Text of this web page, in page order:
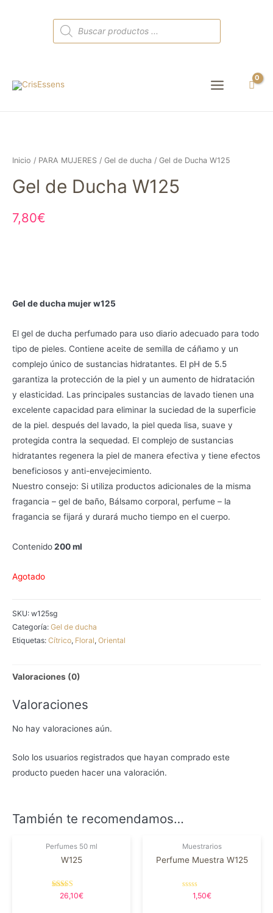
Búsqueda
de
productos
Main
Inicio / PARA MUJERES / Gel de ducha / Gel de Ducha W125
Gel de Ducha W125
7,80€
Gel de ducha mujer w125
El gel de ducha perfumado para uso diario adecuado para todo
tipo de pieles. Contiene aceite de semilla de cáñamo y un
complejo único de sustancias hidratantes. El pH de 5.5
garantiza la protección de la piel y un aumento de hidratación
y elasticidad. Las principales sustancias de lavado tienen una
excelente capacidad para eliminar la suciedad de la superficie
de la piel. después del lavado, la piel queda lisa, suave y
protegida contra la sequedad. El complejo de sustancias
hidratantes regenera la piel de manera efectiva y tiene efectos
beneficiosos y anti-envejecimiento.
Nuestro consejo: Si utiliza productos adicionales de la misma
fragancia – gel de baño, Bálsamo corporal, perfume – la
fragancia se fijará y durará mucho tiempo en el cuerpo.
Contenido200 ml
Agotado
SKU: w125sg
Categoría: Gel de ducha
Etiquetas: Cítrico, Floral, Oriental
Valoraciones (0)
Valoraciones
No hay valoraciones aún.
Solo los usuarios registrados que hayan comprado este
producto pueden hacer una valoración.
También te recomendamos…
Perfumes 50 ml
W125
Valorado en
5.00
26,10€
Muestrarios
Perfume Muestra W125
Valorado
1,50€